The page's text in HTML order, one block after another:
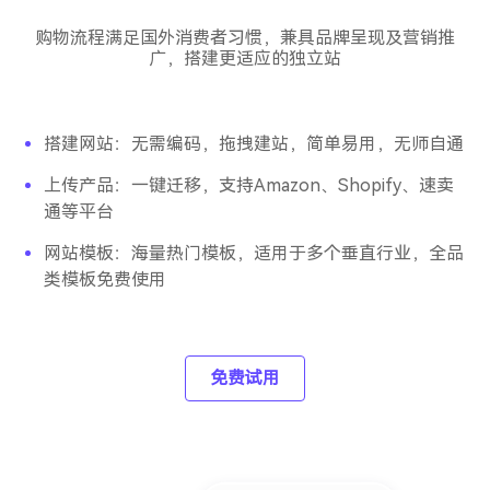
购物流程满足国外消费者习惯，兼具品牌呈现及营销推
广，搭建更适应的独立站
搭建网站：无需编码，拖拽建站，简单易用，无师自通
上传产品：一键迁移，支持Amazon、Shopify、速卖
通等平台
网站模板：海量热门模板，适用于多个垂直行业，全品
类模板免费使用
免费试用